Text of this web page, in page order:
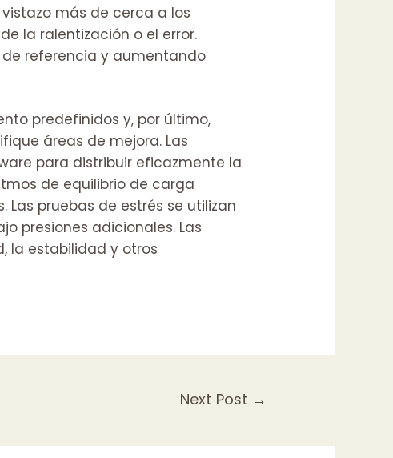
más de cerca a los
la ralentización o el error.
referencia y aumentando
predefinidos y, por último,
áreas de mejora. Las
para distribuir eficazmente la
de equilibrio de carga
pruebas de estrés se utilizan
presiones adicionales. Las
la estabilidad y otros
Next Post →